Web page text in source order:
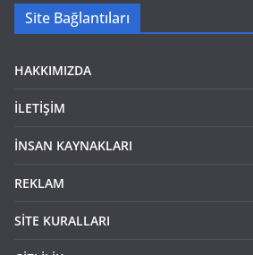
Site Bağlantıları
HAKKIMIZDA
İLETİŞİM
İNSAN KAYNAKLARI
REKLAM
SİTE KURALLARI